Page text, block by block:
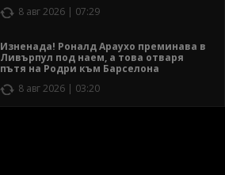
8 авг 2026 | 07:29
Изненада! Роналд Араухо преминава в
Ливърпул под наем, а това отваря
пътя на Родри към Барселона
8 авг 2026 | 03:20